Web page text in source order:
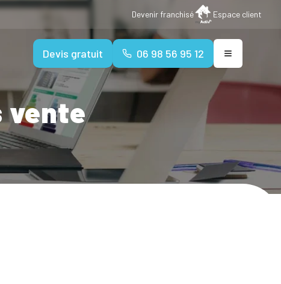
Devenir franchisé Espace client
Devis gratuit 06 98 56 95 12
vente